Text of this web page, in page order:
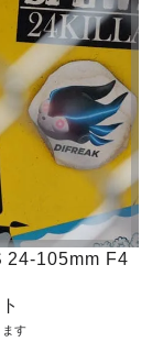
24-105mm F4
す